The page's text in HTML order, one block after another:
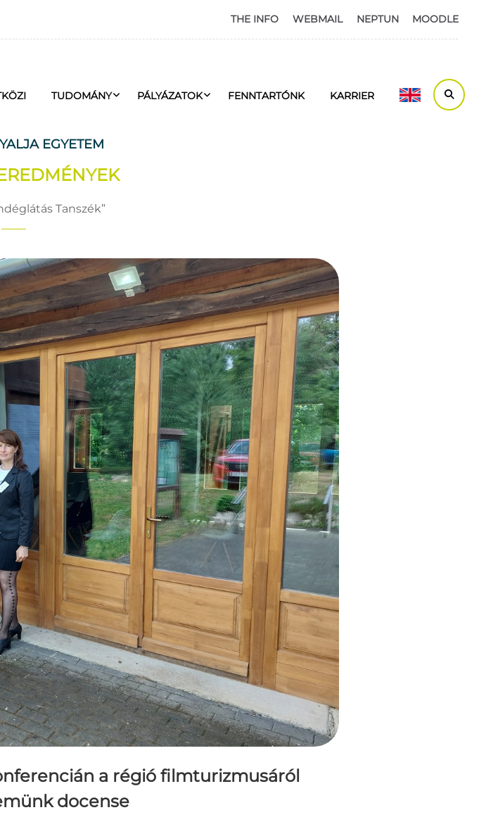
THE INFO WEBMAIL NEPTUN MOODLE
TUDOMÁNY PÁLYÁZATOK FENNTARTÓNK KARRIER
EGYETEM
Tanszék
a régió filmturizmusáról
docense